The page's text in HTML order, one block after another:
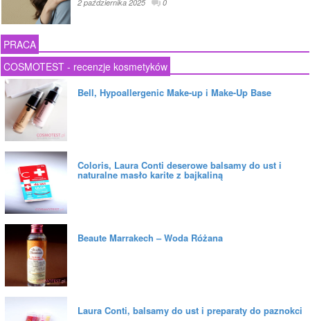
2 października 2025 0
PRACA
COSMOTEST - recenzje kosmetyków
Bell, Hypoallergenic Make-up i Make-Up Base
Coloris, Laura Conti deserowe balsamy do ust i
naturalne masło karite z bajkaliną
Beaute Marrakech – Woda Różana
Laura Conti, balsamy do ust i preparaty do paznokci